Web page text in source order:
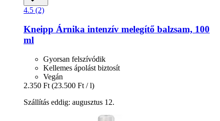
4.5 (2)
Kneipp Árnika intenzív melegítő balzsam, 100
ml
Gyorsan felszívódik
Kellemes ápolást biztosít
Vegán
2.350 Ft (23.500 Ft / l)
Szállítás eddig: augusztus 12.